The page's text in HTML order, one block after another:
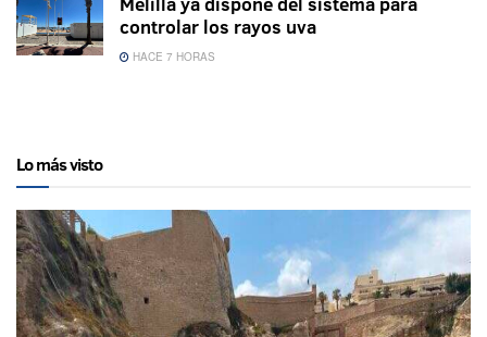
controlar los rayos uva
HACE 7 HORAS
Lo más visto